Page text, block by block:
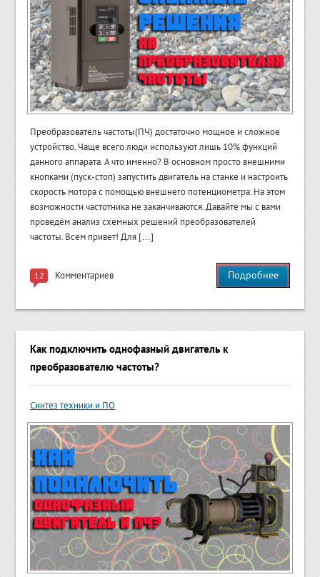
Преобразователь частоты(ПЧ) достаточно мощное и сложное
устройство. Чаще всего люди используют лишь 10% функций
данного аппарата. А что именно? В основном просто внешними
кнопками (пуск-стоп) запустить двигатель на станке и настроить
скорость мотора с помощью внешнего потенциометра. На этом
возможности частотника не заканчиваются. Давайте мы с вами
проведём анализ схемных решений преобразователей
частоты. Всем привет! Для […]
12 Комментариев Подробнее
Как подключить однофазный двигатель к
преобразователю частоты?
Синтез техники и ПО